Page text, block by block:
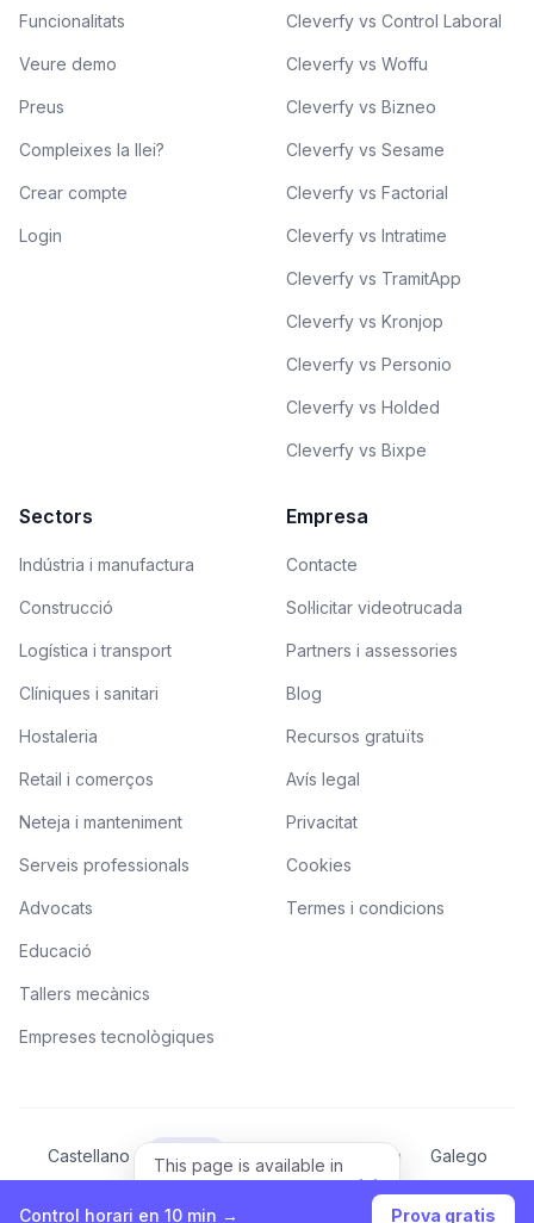
This page is available in
English.
View in English
Funcionalitats
Veure demo
Preus
Compleixes la llei?
Crear compte
Login
Cleverfy vs Control Laboral
Cleverfy vs Woffu
Cleverfy vs Bizneo
Cleverfy vs Sesame
Cleverfy vs Factorial
Cleverfy vs Intratime
Cleverfy vs TramitApp
Cleverfy vs Kronjop
Cleverfy vs Personio
Cleverfy vs Holded
Cleverfy vs Bixpe
Sectors
Indústria i manufactura
Construcció
Logística i transport
Clíniques i sanitari
Hostaleria
Retail i comerços
Neteja i manteniment
Serveis professionals
Advocats
Educació
Tallers mecànics
Empreses tecnològiques
Empresa
Contacte
Sol·licitar videotrucada
Partners i assessories
Blog
Recursos gratuïts
Avís legal
Privacitat
Cookies
Termes i condicions
Castellano Català Valencià Euskera
Galego
Control horari en 10 min →
Prova gratis